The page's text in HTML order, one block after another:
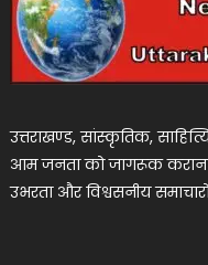
उत्तराखण्ड, सांस्कृतिक,
आम जनता को जागरूक कराना
उभरता और विश्वसनीय